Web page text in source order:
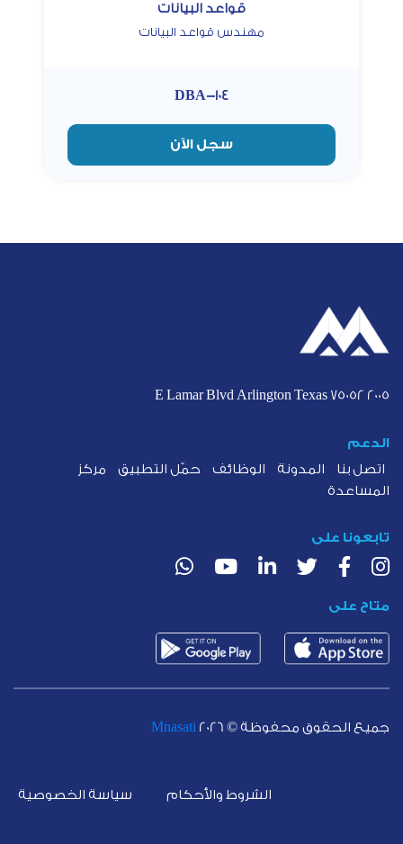
قواعد البيانات
مهندس قواعد البيانات
DBA-104
سجل الآن
2005 E Lamar Blvd Arlington Texas 75052
الدعم
اتصل بنا
المدونة الوظائف حمّل التطبيق
مركز
المساعدة
تابعونا على
متاح على
جميع الحقوق محفوظة © Mnasati 2026
الشروط والأحكام سياسة الخصوصية